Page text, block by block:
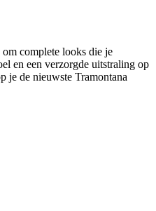
complete looks die je
en een verzorgde uitstraling op
je de nieuwste Tramontana